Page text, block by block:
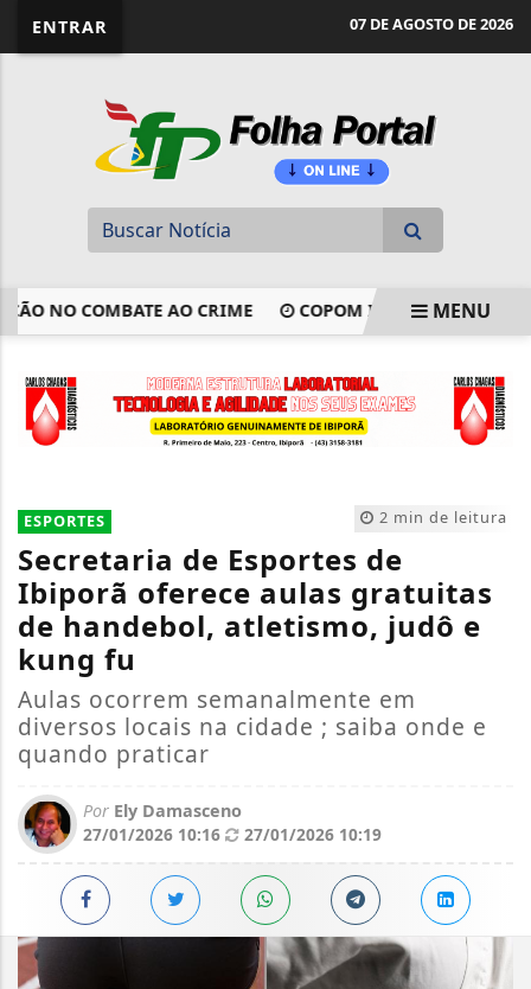
ENTRAR 07 DE AGOSTO DE 2026
NO COMBATE AO CRIME COPOM INICIA NESTA TERÇA
MENU
2 min de leitura
ESPORTES
Secretaria de Esportes de
Ibiporã oferece aulas gratuitas
de handebol, atletismo, judô e
kung fu
Aulas ocorrem semanalmente em
diversos locais na cidade ; saiba onde e
quando praticar
Por Ely Damasceno
27/01/2026 10:16
27/01/2026 10:19